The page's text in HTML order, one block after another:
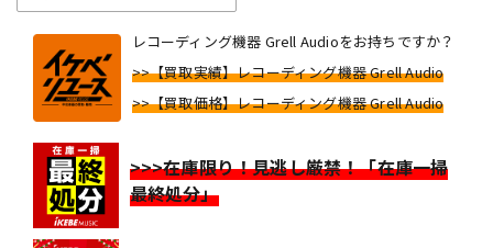
レコーディング機器 Grell Audioをお持ちですか？
>>【買取実績】レコーディング機器 Grell Audio
>>【買取価格】レコーディング機器 Grell Audio
>>>在庫限り！見逃し厳禁！「在庫一掃
最終処分」